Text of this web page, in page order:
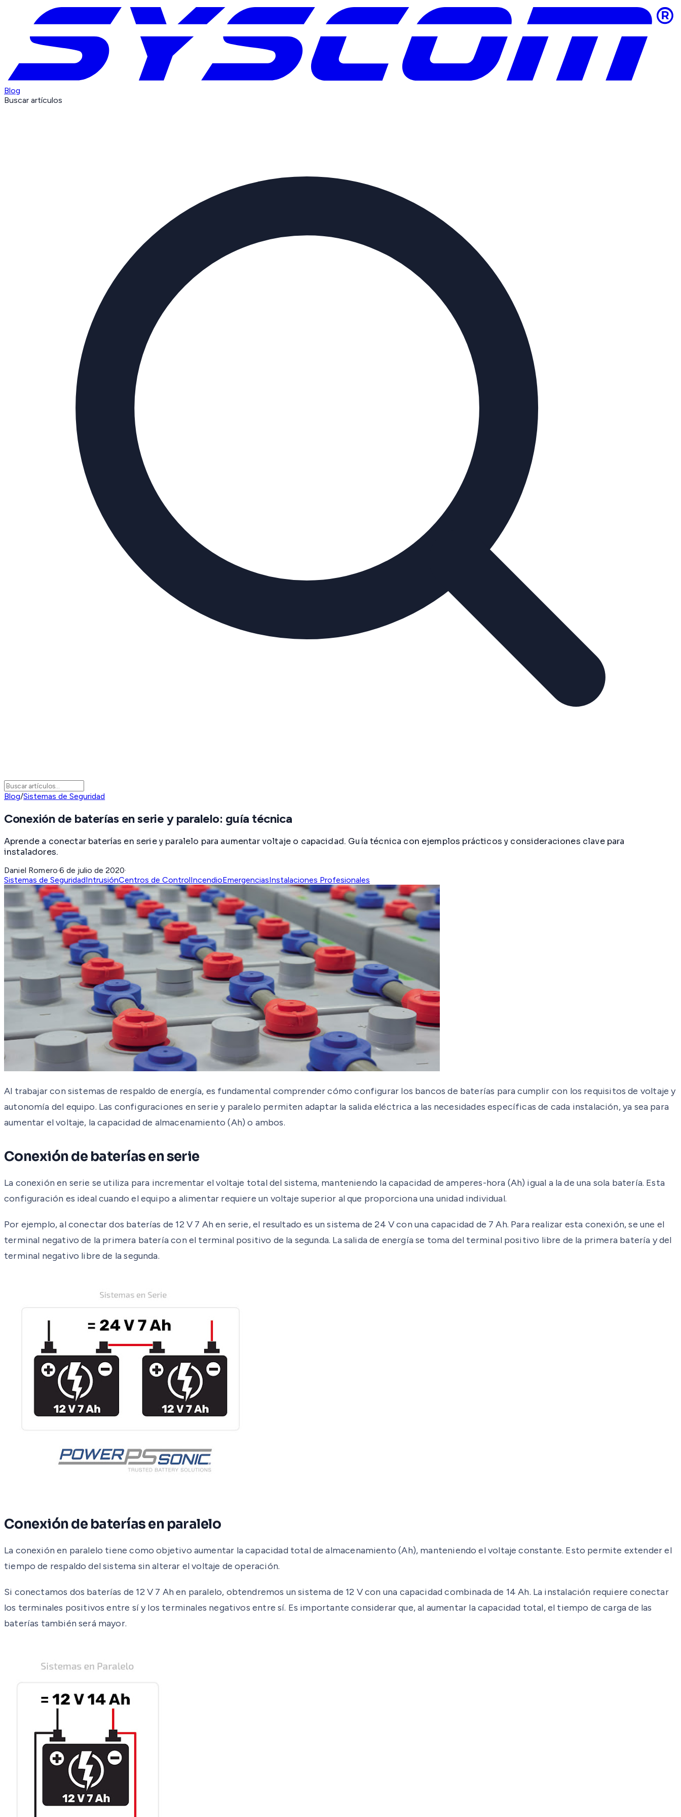
Blog
Buscar artículos
Blog/Sistemas de Seguridad
Conexión de baterías en serie y paralelo: guía técnica
Aprende a conectar baterías en serie y paralelo para aumentar voltaje o capacidad. Guía técnica con ejemplos prácticos y consideraciones clave para
instaladores.
Daniel Romero·6 de julio de 2020·
Sistemas de SeguridadIntrusiónCentros de ControlIncendioEmergenciasInstalaciones Profesionales
Al trabajar con sistemas de respaldo de energía, es fundamental comprender cómo configurar los bancos de baterías para cumplir con los requisitos de voltaje y
autonomía del equipo. Las configuraciones en serie y paralelo permiten adaptar la salida eléctrica a las necesidades específicas de cada instalación, ya sea para
aumentar el voltaje, la capacidad de almacenamiento (Ah) o ambos.
Conexión de baterías en serie
La conexión en serie se utiliza para incrementar el voltaje total del sistema, manteniendo la capacidad de amperes-hora (Ah) igual a la de una sola batería. Esta
configuración es ideal cuando el equipo a alimentar requiere un voltaje superior al que proporciona una unidad individual.
Por ejemplo, al conectar dos baterías de 12 V 7 Ah en serie, el resultado es un sistema de 24 V con una capacidad de 7 Ah. Para realizar esta conexión, se une el
terminal negativo de la primera batería con el terminal positivo de la segunda. La salida de energía se toma del terminal positivo libre de la primera batería y del
terminal negativo libre de la segunda.
Conexión de baterías en paralelo
La conexión en paralelo tiene como objetivo aumentar la capacidad total de almacenamiento (Ah), manteniendo el voltaje constante. Esto permite extender el
tiempo de respaldo del sistema sin alterar el voltaje de operación.
Si conectamos dos baterías de 12 V 7 Ah en paralelo, obtendremos un sistema de 12 V con una capacidad combinada de 14 Ah. La instalación requiere conectar
los terminales positivos entre sí y los terminales negativos entre sí. Es importante considerar que, al aumentar la capacidad total, el tiempo de carga de las
baterías también será mayor.